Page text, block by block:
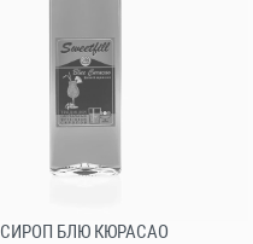
СИРОП БЛЮ КЮРАСАО